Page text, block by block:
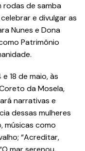
rodas de samba
e divulgar as
Nunes e Dona
Patrimônio
18 de maio, às
da Mosela,
narrativas e
dessas mulheres
músicas como
“Acreditar,